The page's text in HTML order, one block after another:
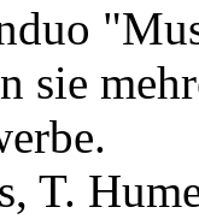
sie
T.